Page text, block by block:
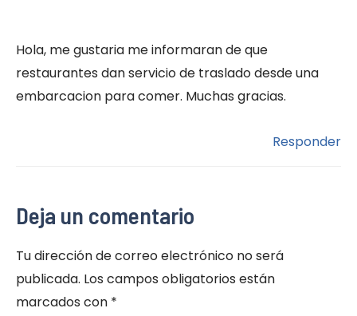
Hola, me gustaria me informaran de que
restaurantes dan servicio de traslado desde una
embarcacion para comer. Muchas gracias.
Responder
Deja un comentario
Tu dirección de correo electrónico no será
publicada. Los campos obligatorios están
marcados con *